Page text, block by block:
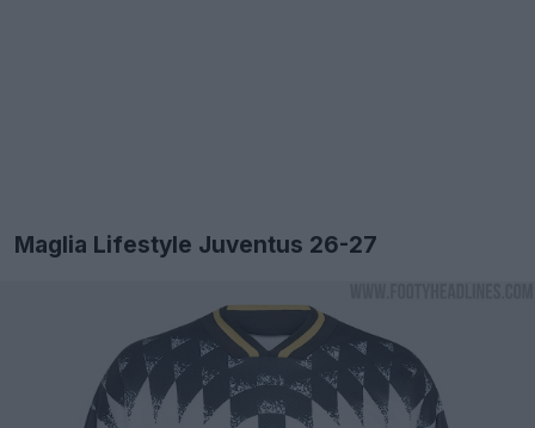
Maglia Lifestyle Juventus 26-27